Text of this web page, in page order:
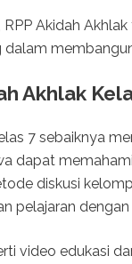
Akidah
Akhlak
7 sebaiknya
dapat
diskusi
pelajaran dengan
video edukasi